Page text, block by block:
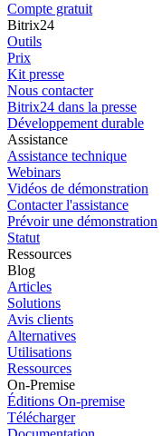
Compte gratuit
Bitrix24
Outils
Prix
Kit presse
Nous contacter
Bitrix24 dans la presse
Développement durable
Assistance
Assistance technique
Webinars
Vidéos de démonstration
Contacter l'assistance
Prévoir une démonstration
Statut
Ressources
Blog
Articles
Solutions
Avis clients
Alternatives
Utilisations
Ressources
On-Premise
Éditions On-premise
Télécharger